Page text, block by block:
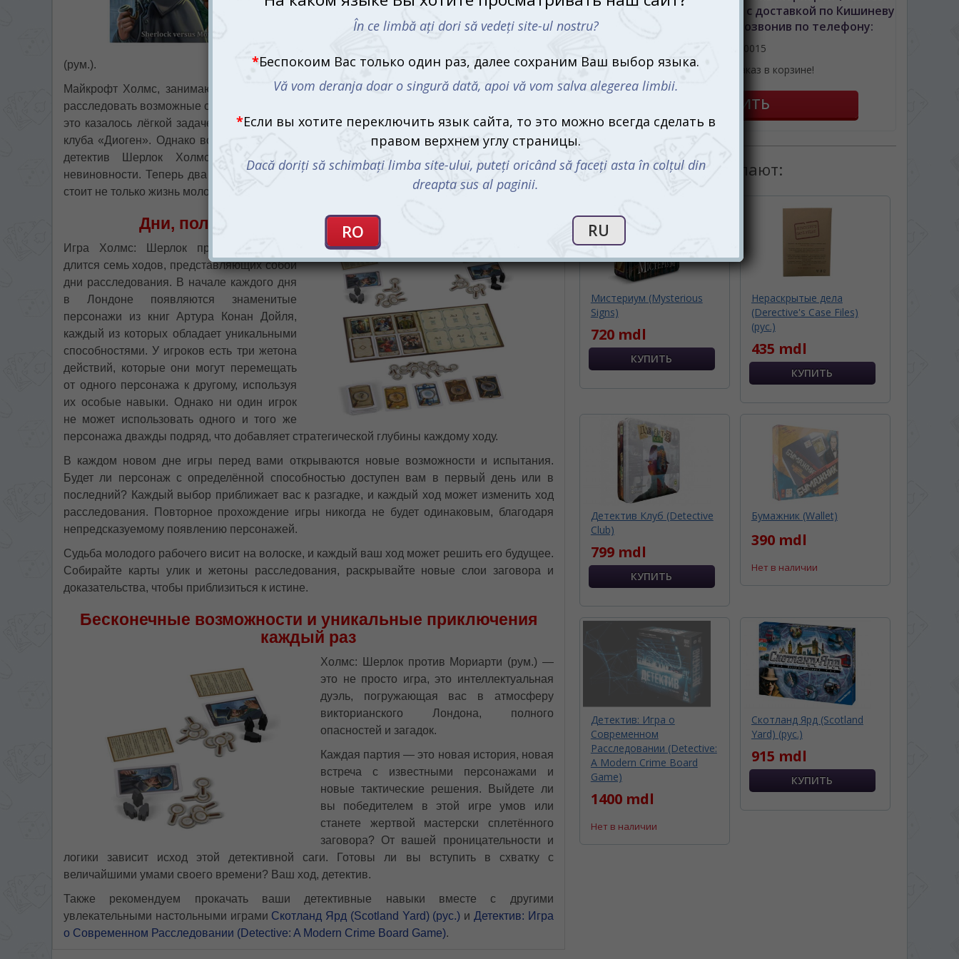
интриг и мистических расследований
настольной игры Холмс: Шерлок против
(рум.).
Майкрофт Холмс, занимающий высокий пост при королевском дворе, получает задание
расследовать возможные связи подозреваемого с анархистскими группировками. Для него
это казалось лёгкой задачей, справиться с которой можно, не выходя из уютного кресла
клуба «Диоген». Однако всё меняется, когда выясняется, что его младший брат, великий
детектив Шерлок Холмс, нанят семьёй арестованного для доказательства его
невиновности. Теперь два гения детективного дела столкнутся в битве умов, где на кону
стоит не только жизнь молодого человека, но и честь семейства Холмсов.
Дни, полные загадок: игра на семь ходов
Игра Холмс: Шерлок против Мориарти
длится семь ходов, представляющих собой
дни расследования. В начале каждого дня
в Лондоне появляются знаменитые
персонажи из книг Артура Конан Дойля,
каждый из которых обладает уникальными
способностями. У игроков есть три жетона
действий, которые они могут перемещать
от одного персонажа к другому, используя
их особые навыки. Однако ни один игрок
не может использовать одного и того же
персонажа дважды подряд, что добавляет стратегической глубины каждому ходу.
В каждом новом дне игры перед вами открываются новые возможности и испытания.
Будет ли персонаж с определённой способностью доступен вам в первый день или в
последний? Каждый выбор приближает вас к разгадке, и каждый ход может изменить ход
расследования. Повторное прохождение игры никогда не будет одинаковым, благодаря
непредсказуемому появлению персонажей.
Судьба молодого рабочего висит на волоске, и каждый ваш ход может решить его будущее.
Собирайте карты улик и жетоны расследования, раскрывайте новые слои заговора и
доказательства, чтобы приблизиться к истине.
Бесконечные возможности и уникальные приключения
каждый раз
Холмс: Шерлок против Мориарти (рум.) —
это не просто игра, это интеллектуальная
дуэль, погружающая вас в атмосферу
викторианского Лондона, полного
опасностей и загадок.
Каждая партия — это новая история, новая
встреча с известными персонажами и
новые тактические решения. Выйдете ли
вы победителем в этой игре умов или
станете жертвой мастерски сплетённого
заговора? От вашей проницательности и
логики зависит исход этой детективной саги. Готовы ли вы вступить в схватку с
величайшими умами своего времени? Ваш ход, детектив.
Также рекомендуем прокачать ваши детективные навыки вместе с другими
увлекательными настольными играми Скотланд Ярд (Scotland Yard) (рус.) и Детектив: Игра
о Современном Расследовании (Detective: A Modern Crime Board Game).
Sherlock vs. Moriarty) (рум.) с доставкой по Кишиневу
либо Молдове можно позвонив по телефону:
061110015
или оформив заказ в корзине!
С этим товаром покупают:
Мистериум (Mysterious
Signs)
720 mdl
Нераскрытые дела
(Derective's Case Files)
(рус.)
435 mdl
Детектив Клуб (Detective
Club)
799 mdl
Бумажник (Wallet)
390 mdl
Нет в наличии
Детектив: Игра о
Современном
Расследовании (Detective:
A Modern Crime Board
Game)
1400 mdl
Нет в наличии
Скотланд Ярд (Scotland
Yard) (рус.)
915 mdl